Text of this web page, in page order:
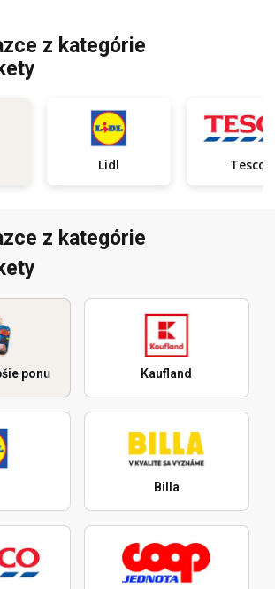
z kategórie
Lidl Tesco
z kategórie
ponuky Kaufland
Billa